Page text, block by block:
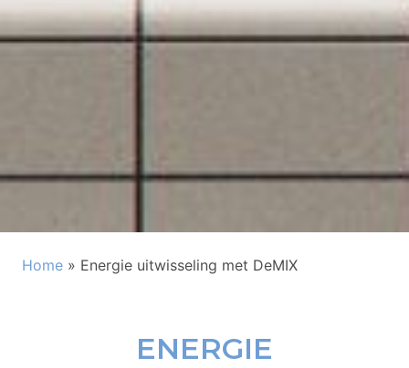
Home » Energie uitwisseling met DeMIX
ENERGIE